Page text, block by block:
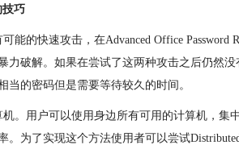
技巧
能的快速攻击，在Advanced Office Password
力破解。如果在尝试了这两种攻击之后仍然
当的密码但是需要等待较久的时间。
。用户可以使用身边所有可用的计算机，集
。为了实现这个方法使用者可以尝试